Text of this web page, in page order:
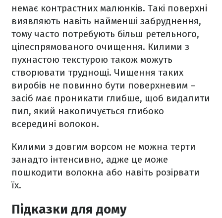
немає контрастних малюнків. Такі поверхні
виявляють навіть найменші забруднення,
тому часто потребують більш ретельного,
цілеспрямованого очищення. Килими з
пухнастою текстурою також можуть
створювати труднощі. Чищення таких
виробів не повинно бути поверхневим –
засіб має проникати глибше, щоб видалити
пил, який накопичується глибоко
всередині волокон.
Килими з довгим ворсом не можна терти
занадто інтенсивно, адже це може
пошкодити волокна або навіть розірвати
їх.
Підказки для дому